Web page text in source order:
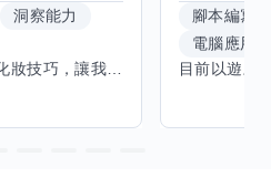
洞察能力
腳本編寫
電腦應用